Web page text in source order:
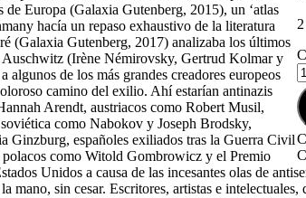
Europa (Galaxia Gutenberg, 2015), un ‘atlas
hacía un repaso exhaustivo de la literatura
(Galaxia Gutenberg, 2017) analizaba los últimos
Auschwitz (Irène Némirovsky, Gertrud Kolmar y
de los más grandes creadores europeos
camino del exilio. Ahí estarían antinazis
Arendt, austriacos como Robert Musil,
como Nabokov y Joseph Brodsky,
Ginzburg, españoles exiliados tras la Guerra Civil
como Witold Gombrowicz y el Premio
Unidos a causa de las incesantes olas de
mano, sin cesar. Escritores, artistas e